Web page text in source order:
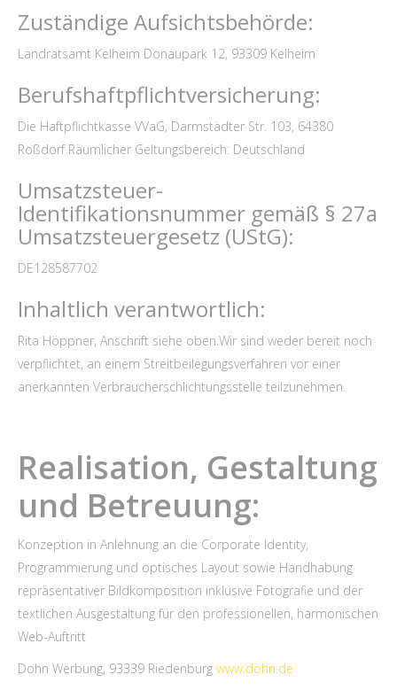
Zuständige Aufsichtsbehörde:
Landratsamt Kelheim Donaupark 12, 93309 Kelheim
Berufshaftpflichtversicherung:
Die Haftpflichtkasse VVaG, Darmstädter Str. 103, 64380
RoßdorfRäumlicher Geltungsbereich: Deutschland
Umsatzsteuer-
Identifikationsnummer gemäß § 27a
Umsatzsteuergesetz (UStG):
DE128587702
Inhaltlich verantwortlich:
Rita Höppner, Anschrift siehe oben.Wir sind weder bereit noch
verpflichtet, an einem Streitbeilegungsverfahren vor einer
anerkannten Verbraucherschlichtungsstelle teilzunehmen.
Realisation, Gestaltung
und Betreuung:
Konzeption in Anlehnung an die Corporate Identity,
Programmierung und optisches Layout sowie Handhabung
repräsentativer Bildkomposition inklusive Fotografie und der
textlichen Ausgestaltung für den professionellen, harmonischen
Web-Auftritt
Dohn Werbung, 93339 Riedenburg www.dohn.de